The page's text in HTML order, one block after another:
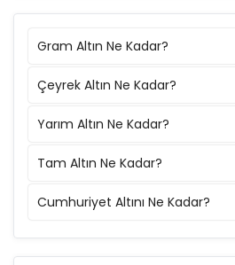
Gram Altın Ne Kadar?
Çeyrek Altın Ne Kadar?
Yarım Altın Ne Kadar?
Tam Altın Ne Kadar?
Cumhuriyet Altını Ne Kadar?